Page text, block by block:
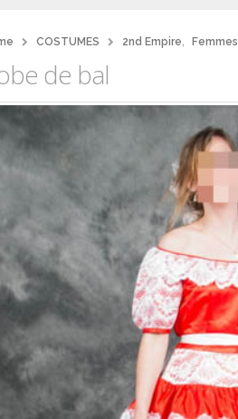
COSTUMES 2nd Empire, Femmes
de bal